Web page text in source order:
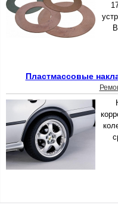
Пластмассовые